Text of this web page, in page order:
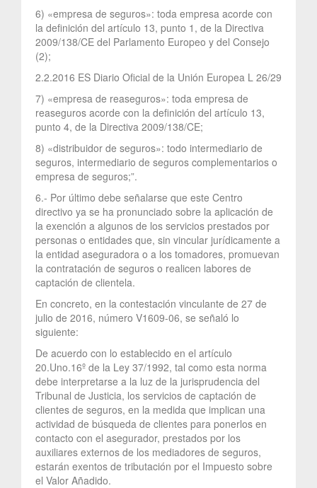
6) «empresa de seguros»: toda empresa acorde con
la definición del artículo 13, punto 1, de la Directiva
2009/138/CE del Parlamento Europeo y del Consejo
(2);
2.2.2016 ES Diario Oficial de la Unión Europea L 26/29
7) «empresa de reaseguros»: toda empresa de
reaseguros acorde con la definición del artículo 13,
punto 4, de la Directiva 2009/138/CE;
8) «distribuidor de seguros»: todo intermediario de
seguros, intermediario de seguros complementarios o
empresa de seguros;”.
6.- Por último debe señalarse que este Centro
directivo ya se ha pronunciado sobre la aplicación de
la exención a algunos de los servicios prestados por
personas o entidades que, sin vincular jurídicamente a
la entidad aseguradora o a los tomadores, promuevan
la contratación de seguros o realicen labores de
captación de clientela.
En concreto, en la contestación vinculante de 27 de
julio de 2016, número V1609-06, se señaló lo
siguiente:
De acuerdo con lo establecido en el artículo
20.Uno.16º de la Ley 37/1992, tal como esta norma
debe interpretarse a la luz de la jurisprudencia del
Tribunal de Justicia, los servicios de captación de
clientes de seguros, en la medida que implican una
actividad de búsqueda de clientes para ponerlos en
contacto con el asegurador, prestados por los
auxiliares externos de los mediadores de seguros,
estarán exentos de tributación por el Impuesto sobre
el Valor Añadido.